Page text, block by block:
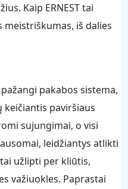
Kaip ERNEST tai
meistriškumas, iš dalies
pakabos sistema,
paviršiaus
sujungimai, o visi
leidžiantys atlikti
užlipti per kliūtis,
važiuokles. Paprastai